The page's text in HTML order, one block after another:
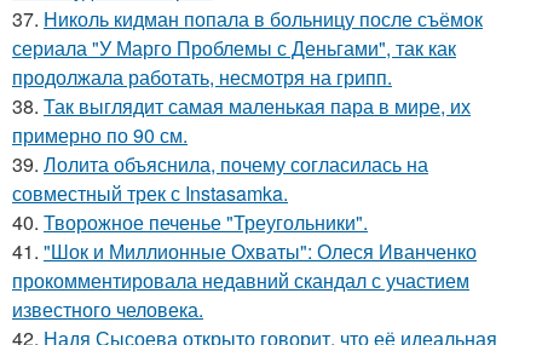
37. Николь кидман попала в больницу после съёмок
сериала "У Марго Проблемы с Деньгами", так как
продолжала работать, несмотря на грипп.
38. Так выглядит самая маленькая пара в мире, их
примерно по 90 см.
39. Лолита объяснила, почему согласилась на
совместный трек с Instasamka.
40. Творожное печенье "Треугольники".
41. "Шок и Миллионные Охваты": Олеся Иванченко
прокомментировала недавний скандал с участием
известного человека.
42. Надя Сысоева открыто говорит, что её идеальная